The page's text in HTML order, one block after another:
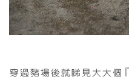
穿過豬場後就睇見大大個